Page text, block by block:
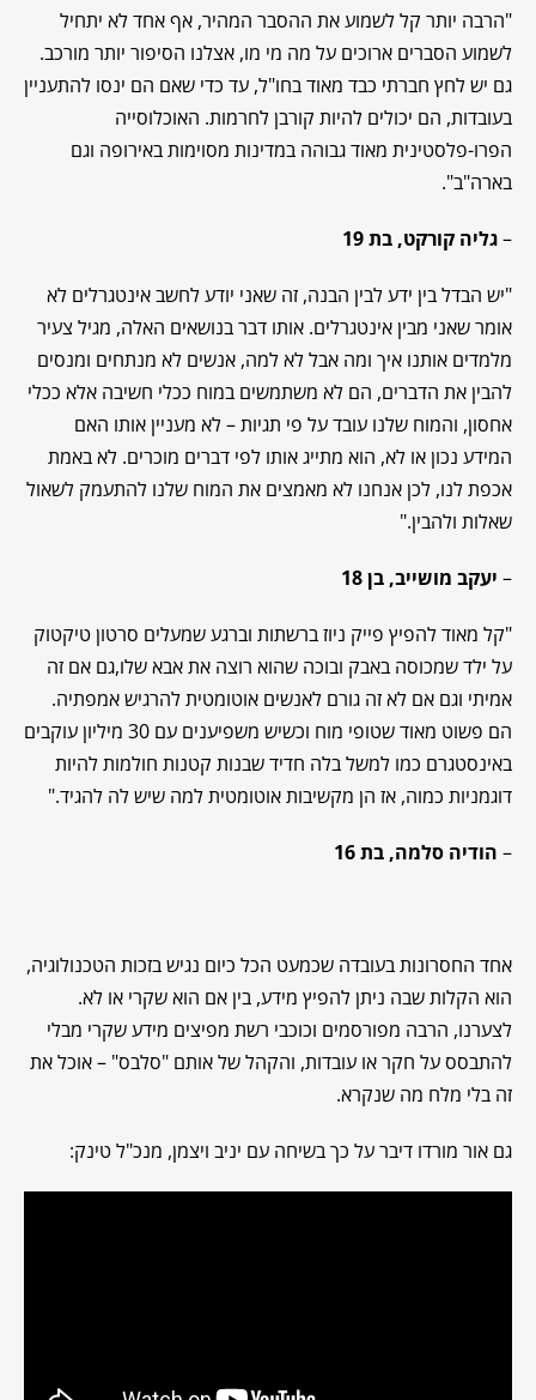
"הרבה יותר קל לשמוע את ההסבר המהיר, אף אחד לא יתחיל
לשמוע הסברים ארוכים על מה מי מו, אצלנו הסיפור יותר מורכב.
גם יש לחץ חברתי כבד מאוד בחו"ל, עד כדי שאם הם ינסו להתעניין
בעובדות, הם יכולים להיות קורבן לחרמות. האוכלוסייה
הפרו-פלסטינית מאוד גבוהה במדינות מסוימות באירופה וגם
בארה"ב".
–גליה קורקט, בת 19
"יש הבדל בין ידע לבין הבנה, זה שאני יודע לחשב אינטגרלים לא
אומר שאני מבין אינטגרלים. אותו דבר בנושאים האלה, מגיל צעיר
מלמדים אותנו איך ומה אבל לא למה, אנשים לא מנתחים ומנסים
להבין את הדברים, הם לא משתמשים במוח ככלי חשיבה אלא ככלי
אחסון, והמוח שלנו עובד על פי תגיות – לא מעניין אותו האם
המידע נכון או לא, הוא מתייג אותו לפי דברים מוכרים. לא באמת
אכפת לנו, לכן אנחנו לא מאמצים את המוח שלנו להתעמק לשאול
שאלות ולהבין."
– יעקב מושייב, בן 18
"קל מאוד להפיץ פייק ניוז ברשתות וברגע שמעלים סרטון טיקטוק
על ילד שמכוסה באבק ובוכה שהוא רוצה את אבא שלו,גם אם זה
אמיתי וגם אם לא זה גורם לאנשים אוטומטית להרגיש אמפתיה.
הם פשוט מאוד שטופי מוח וכשיש משפיענים עם 30 מיליון עוקבים
באינסטגרם כמו למשל בלה חדיד שבנות קטנות חולמות להיות
דוגמניות כמוה, אז הן מקשיבות אוטומטית למה שיש לה להגיד."
– הודיה סלמה, בת 16
אחד החסרונות בעובדה שכמעט הכל כיום נגיש בזכות הטכנולוגיה,
הוא הקלות שבה ניתן להפיץ מידע, בין אם הוא שקרי או לא.
לצערנו, הרבה מפורסמים וכוכבי רשת מפיצים מידע שקרי מבלי
להתבסס על חקר או עובדות, והקהל של אותם "סלבס" – אוכל את
זה בלי מלח מה שנקרא.
גם אור מורדו דיבר על כך בשיחה עם יניב ויצמן, מנכ"ל טינק: